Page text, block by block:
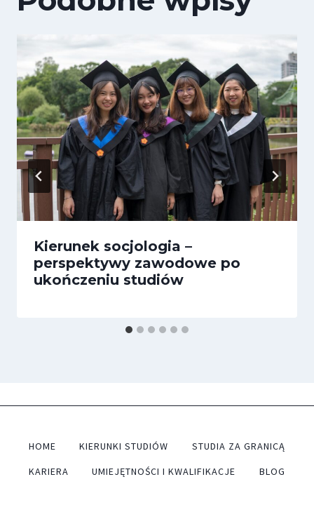
Kierunek socjologia –
perspektywy zawodowe po
ukończeniu studiów
HOME KIERUNKI STUDIÓW
STUDIA ZA GRANICĄ
KARIERA
UMIEJĘTNOŚCI I KWALIFIKACJE BLOG